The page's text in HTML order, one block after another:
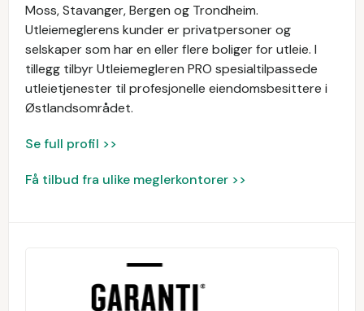
Moss, Stavanger, Bergen og Trondheim.
Utleiemeglerens kunder er privatpersoner og
selskaper som har en eller flere boliger for utleie. I
tillegg tilbyr Utleiemegleren PRO spesialtilpassede
utleietjenester til profesjonelle eiendomsbesittere i
Østlandsområdet.
Se full profil >>
Få tilbud fra ulike meglerkontorer >>